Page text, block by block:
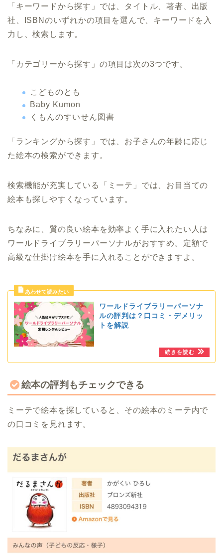
「キーワードから探す」では、タイトル、著者、出版
社、ISBNのいずれかの項目を選んで、キーワードを入
力し、検索します。
「カテゴリーから探す」の項目は次の3つです。
こどものとも
Baby Kumon
くもんのすいせん図書
「ランキングから探す」では、お子さんの年齢に応じ
た絵本の検索ができます。
検索機能が充実している「ミーテ」では、お目当ての
絵本も探しやすくなっています。
ちなみに、質の良い絵本を効率よく手に入れたい人は
ワールドライブラリーパーソナルがおすすめ。定額で
高級な仕掛け絵本を手に入れることができますよ。
ワールドライブラリーパーソナ
ルの評判は？口コミ・デメリッ
トを解説
絵本の評判もチェックできる
ミーテで絵本を探していると、その絵本のミーテ内で
の口コミを見れます。